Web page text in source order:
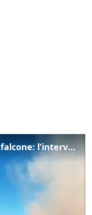
Incendio tra Duino e Monfalcone: l’intervento dei vigili del fuoco